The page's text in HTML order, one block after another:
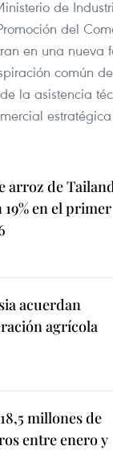
de
del
en una nueva
común
la asistencia
arroz de
en el primer
acuerdan
agrícola
millones de
entre enero y